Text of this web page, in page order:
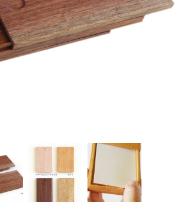
け卓上小物 Desk
を仕舞う箱 wooden
もの Limited edition item
FAQ
プライバシーポリシー
特定商取引法に基づく表記